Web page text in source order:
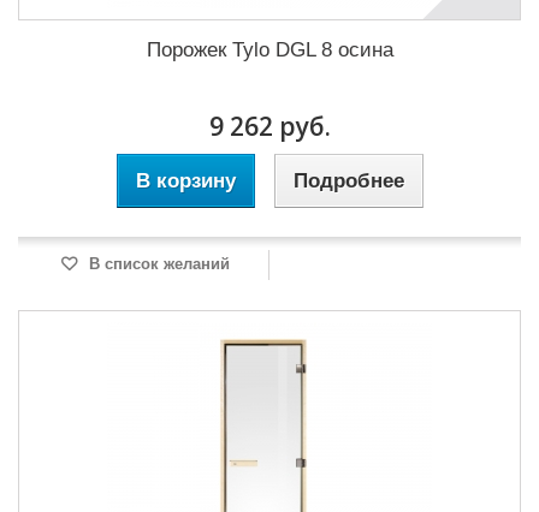
Порожек Tylo DGL 8 осина
9 262 руб.
В корзину Подробнее
В список желаний